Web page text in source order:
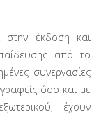
στην έκδοση και
από το
συνεργασίες
όσο και με
έχουν